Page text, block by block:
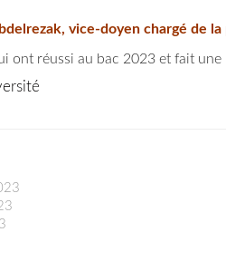
vice-doyen chargé de
ont réussi au bac 2023 et fait